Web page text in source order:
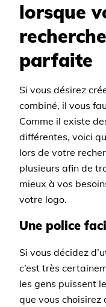
lorsque
parfaite
Si vous désirez
combiné, il vous
Comme il existe
différentes, voici
lors de votre
plusieurs afin de
mieux à vos
votre logo.
Une police
Si vous décidez
c’est très
les gens puissent
que vous choisirez